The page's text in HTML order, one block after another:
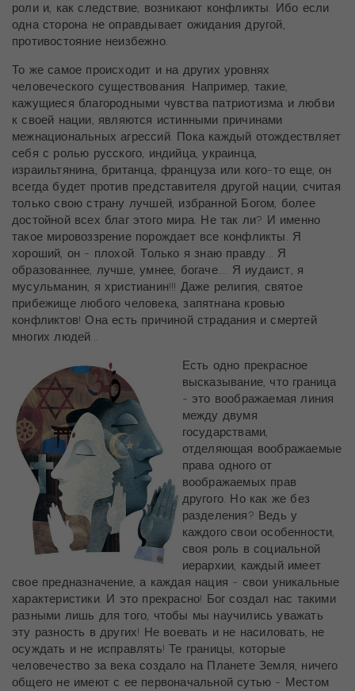
роли и, как следствие, возникают конфликты. Ибо если
одна сторона не оправдывает ожидания другой,
противостояние неизбежно.
То же самое происходит и на других уровнях
человеческого существования. Например, такие,
кажущиеся благородными чувства патриотизма и любви
к своей нации, являются истинными причинами
межнациональных агрессий. Пока каждый отождествляет
себя с ролью русского, индийца, украинца,
израильтянина, британца, француза или кого-то еще, он
всегда будет против представителя другой нации, считая
только свою страну лучшей, избранной Богом, более
достойной всех благ этого мира. Не так ли? И именно
такое мировоззрение порождает все конфликты. Я
хороший, он - плохой. Только я знаю правду... Я
образованнее, лучше, умнее, богаче.... Я иудаист, я
мусульманин, я христианин!!! Даже религия, святое
прибежище любого человека, запятнана кровью
конфликтов! Она есть причиной страдания и смертей
многих людей...
Есть одно прекрасное
высказывание, что граница
- это воображаемая линия
между двумя
государствами,
отделяющая воображаемые
права одного от
воображаемых прав
другого. Но как же без
разделения? Ведь у
каждого свои особенности,
своя роль в социальной
иерархии, каждый имеет
свое предназначение, а каждая нация - свои уникальные
характеристики. И это прекрасно! Бог создал нас такими
разными лишь для того, чтобы мы научились уважать
эту разность в других! Не воевать и не насиловать, не
осуждать и не исправлять! Те границы, которые
человечество за века создало на Планете Земля, ничего
общего не имеют с ее первоначальной сутью - Местом